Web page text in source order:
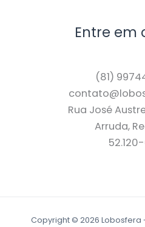
Entre em
(81)
Rua José
Arruda,
Copyright © 2026 Lobosfera -